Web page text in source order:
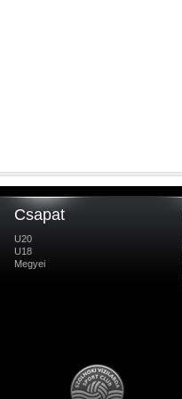
Csapat
U20
U18
Megyei